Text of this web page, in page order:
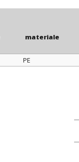
materiale
PE